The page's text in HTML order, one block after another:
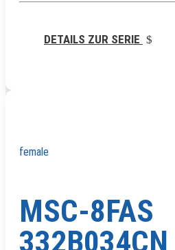
DETAILS ZUR SERIE
female
MSC-8FAS
332B034CN